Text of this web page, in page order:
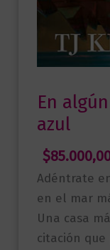
En
azul
$
Adéntrate
en el mar
Una casa
citación